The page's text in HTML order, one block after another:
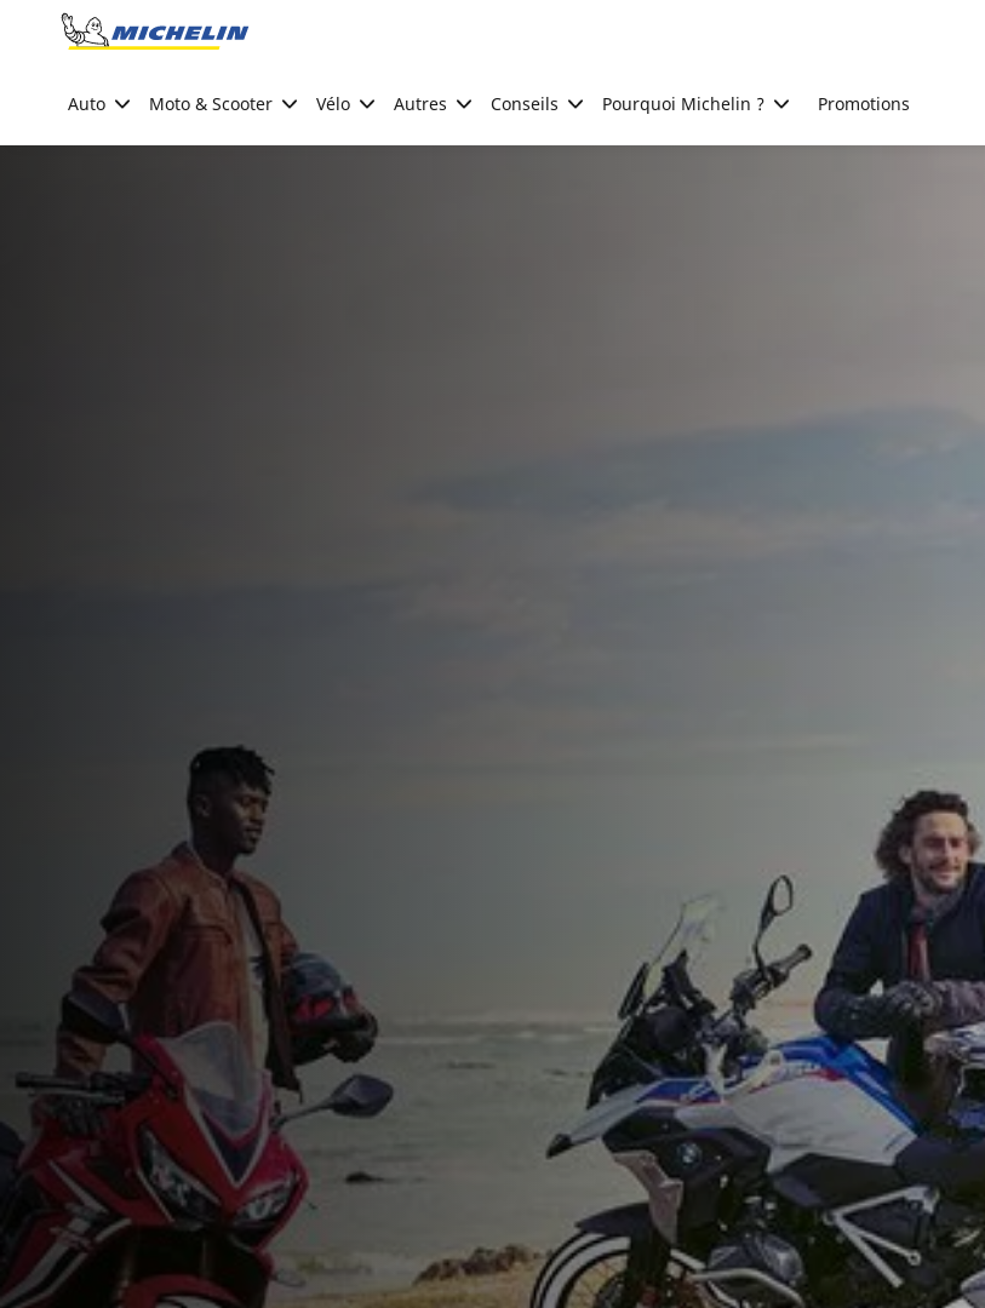
Go to page content
Auto Moto & Scooter Vélo Autres Conseils Pourquoi Michelin ? Promotions